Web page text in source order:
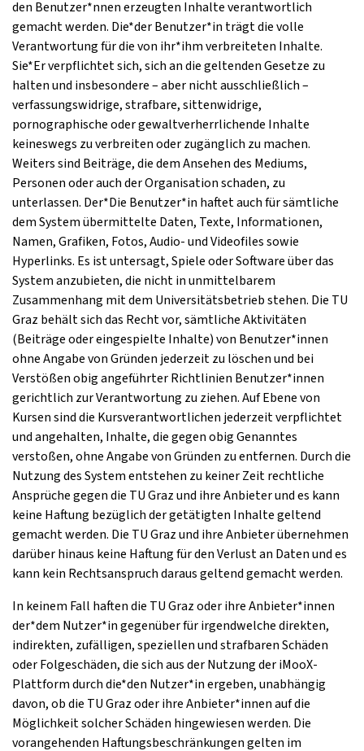
den Benutzer*nnen erzeugten Inhalte verantwortlich
gemacht werden. Die*der Benutzer*in trägt die volle
Verantwortung für die von ihr*ihm verbreiteten Inhalte.
Sie*Er verpflichtet sich, sich an die geltenden Gesetze zu
halten und insbesondere – aber nicht ausschließlich –
verfassungswidrige, strafbare, sittenwidrige,
pornographische oder gewaltverherrlichende Inhalte
keineswegs zu verbreiten oder zugänglich zu machen.
Weiters sind Beiträge, die dem Ansehen des Mediums,
Personen oder auch der Organisation schaden, zu
unterlassen. Der*Die Benutzer*in haftet auch für sämtliche
dem System übermittelte Daten, Texte, Informationen,
Namen, Grafiken, Fotos, Audio- und Videofiles sowie
Hyperlinks. Es ist untersagt, Spiele oder Software über das
System anzubieten, die nicht in unmittelbarem
Zusammenhang mit dem Universitätsbetrieb stehen. Die TU
Graz behält sich das Recht vor, sämtliche Aktivitäten
(Beiträge oder eingespielte Inhalte) von Benutzer*innen
ohne Angabe von Gründen jederzeit zu löschen und bei
Verstößen obig angeführter Richtlinien Benutzer*innen
gerichtlich zur Verantwortung zu ziehen. Auf Ebene von
Kursen sind die Kursverantwortlichen jederzeit verpflichtet
und angehalten, Inhalte, die gegen obig Genanntes
verstoßen, ohne Angabe von Gründen zu entfernen. Durch die
Nutzung des System entstehen zu keiner Zeit rechtliche
Ansprüche gegen die TU Graz und ihre Anbieter und es kann
keine Haftung bezüglich der getätigten Inhalte geltend
gemacht werden. Die TU Graz und ihre Anbieter übernehmen
darüber hinaus keine Haftung für den Verlust an Daten und es
kann kein Rechtsanspruch daraus geltend gemacht werden.
In keinem Fall haften die TU Graz oder ihre Anbieter*innen
der*dem Nutzer*in gegenüber für irgendwelche direkten,
indirekten, zufälligen, speziellen und strafbaren Schäden
oder Folgeschäden, die sich aus der Nutzung der iMooX-
Plattform durch die*den Nutzer*in ergeben, unabhängig
davon, ob die TU Graz oder ihre Anbieter*innen auf die
Möglichkeit solcher Schäden hingewiesen werden. Die
vorangehenden Haftungsbeschränkungen gelten im